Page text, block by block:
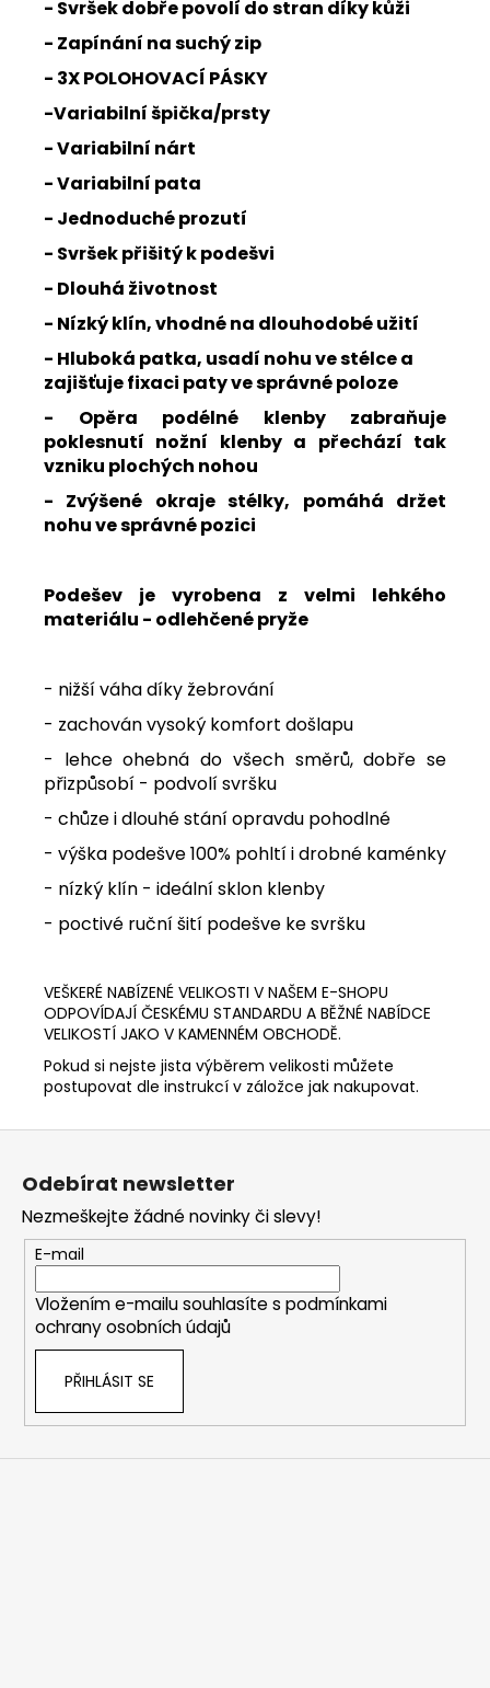
- Svršek dobře povolí do stran díky kůži
- Zapínání na suchý zip
- 3X POLOHOVACÍ PÁSKY
-Variabilní špička/prsty
- Variabilní nárt
- Variabilní pata
- Jednoduché prozutí
- Svršek přišitý k podešvi
- Dlouhá životnost
- Nízký klín, vhodné na dlouhodobé užití
- Hluboká patka, usadí nohu ve stélce a
zajišťuje fixaci paty ve správné poloze
- Opěra podélné klenby zabraňuje
poklesnutí nožní klenby a přechází tak
vzniku plochých nohou
- Zvýšené okraje stélky, pomáhá držet
nohu ve správné pozici
Podešev je vyrobena z velmi lehkého
materiálu - odlehčené pryže
- nižší váha díky žebrování
- zachován vysoký komfort došlapu
- lehce ohebná do všech směrů, dobře se
přizpůsobí - podvolí svršku
- chůze i dlouhé stání opravdu pohodlné
- výška podešve 100% pohltí i drobné kaménky
- nízký klín - ideální sklon klenby
- poctivé ruční šití podešve ke svršku
VEŠKERÉ NABÍZENÉ VELIKOSTI V NAŠEM E-SHOPU
ODPOVÍDAJÍ ČESKÉMU STANDARDU A BĚŽNÉ NABÍDCE
VELIKOSTÍ JAKO V KAMENNÉM OBCHODĚ.
Pokud si nejste jista výběrem velikosti můžete
postupovat dle instrukcí v záložce jak nakupovat.
Z
Odebírat newsletter
Nezmeškejte žádné novinky či slevy!
E-mail
Vložením e-mailu souhlasíte s podmínkami
ochrany osobních údajů
PŘIHLÁSIT SE